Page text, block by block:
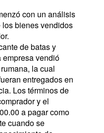
con un análisis
bienes vendidos
de batas y
empresa vendió
la cual
entregados en
Los términos de
y el
a pagar como
cuando se